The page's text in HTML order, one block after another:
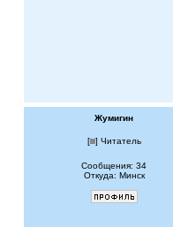
Жумигин
[ ] Читатель
Сообщения: 34
Откуда: Минск